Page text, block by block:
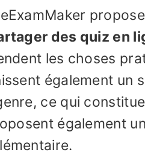
des quiz en
les choses
également un
ce qui
également